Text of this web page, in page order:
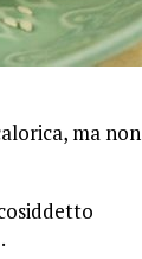
ma non